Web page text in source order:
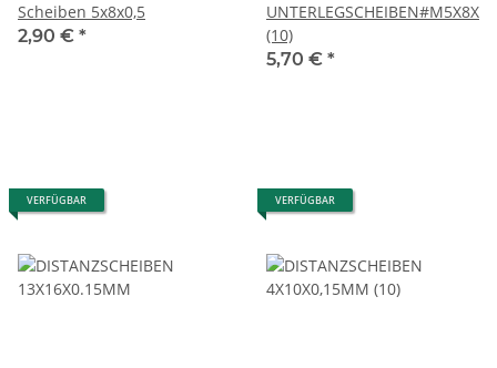
Scheiben 5x8x0,5
2,90 € *
(10)
5,70 € *
VERFÜGBAR VERFÜGBAR